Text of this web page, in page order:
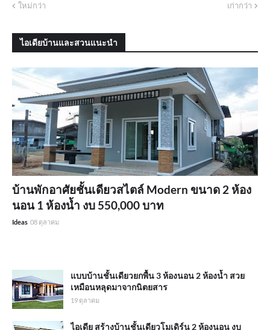
ใหม่กว่า เก่ากว่า
ไอเดียบ้านและสวนแนะนำ
บ้านพักอาศัยชั้นเดียวสไตล์ Modern ขนาด 2 ห้อง
นอน 1 ห้องน้ำ งบ 550,000 บาท
Ideas 08 ตุลาคม
แบบบ้านชั้นเดียวยกพื้น 3 ห้องนอน 2 ห้องน้ำ สวย
เหมือนหลุดมาจากนิตยสาร
19 ตุลาคม
ไอเดีย สร้างบ้านชั้นเดียวโมเดิร์น 2 ห้องนอน งบ